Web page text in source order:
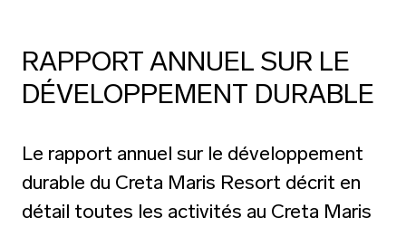
RAPPORT ANNUEL SUR LE
DÉVELOPPEMENT DURABLE
Le rapport annuel sur le développement
durable du Creta Maris Resort décrit en
détail toutes les activités au Creta Maris